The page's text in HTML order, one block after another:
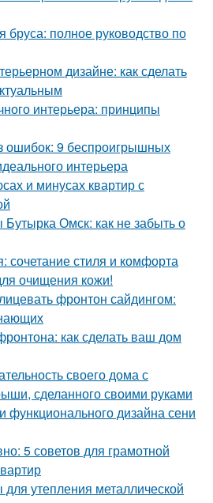
полное руководство по
дизайне: как сделать
интерьера: принципы
ошибок: 9 беспроигрышных
интерьера
и минусах квартир с
Бутырка Омск: как не забыть о
сочетание стиля и комфорта
очищения кожи!
фронтон сайдингом:
как сделать ваш дом
своего дома с
сделанного своими руками
функционального дизайна сени
5 советов для грамотной
утепления металлической